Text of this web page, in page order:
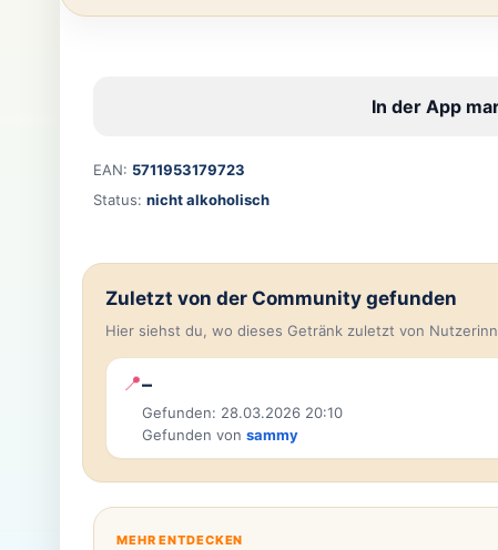
In der App
EAN: 5711953179723
Status: nicht alkoholisch
Zuletzt von der Community gefunden
Hier siehst du, wo dieses Getränk zuletzt von
📍–
Gefunden: 28.03.2026 20:10
Gefunden von sammy
MEHR ENTDECKEN